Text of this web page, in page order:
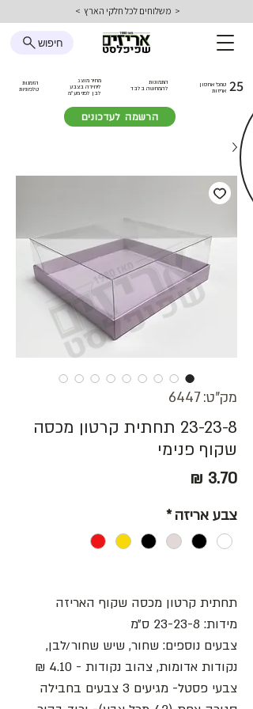
< משלוחים לכל חלקי הארץ >
חיפוש
הזמנות
טלפוניות
מחיר מוצג
ליחידה בצבע
לבן לפני מע״מ
התמונות
להמחשה בלבד
טמפ׳ אחסון
אריזות 25
הרשמה לעדכונים
מק"ט: 6447
23-23-8 תחתית קרטון מכסה
שקוף פנימי
צבע אריזה *
תחתית קרטון מכסה שקוף האריזה
מידות: 23-23-8 ס״מ
צבעים נוספים: שחור, שיש שחור/לבן,
נקודות אדומות, צהוב נקודות - 4.10 ₪
צבעי פסטל- מגיעים 3 צבעים בחבילה